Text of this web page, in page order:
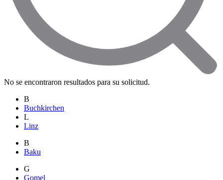
No se encontraron resultados para su solicitud.
B
Buchkirchen
L
Linz
B
Baku
G
Gomel